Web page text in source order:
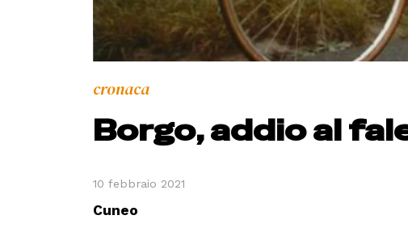
cronaca
Borgo, addio al
10 febbraio 2021
Cuneo